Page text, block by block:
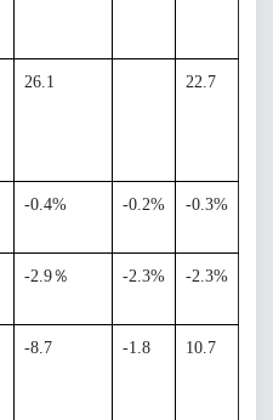
26.1 22.7
-0.4% -0.2% -0.3%
-2.9％ -2.3% -2.3%
-8.7 -1.8 10.7